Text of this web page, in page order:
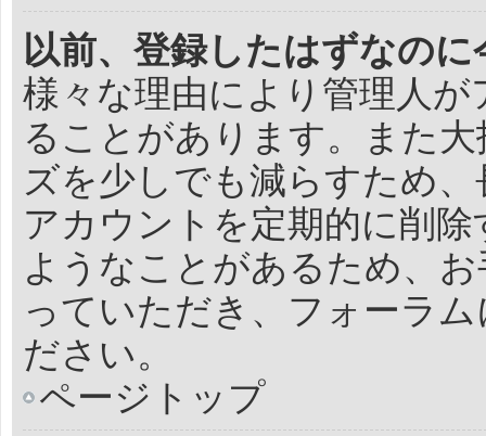
以前、登録したはずなの
様々な理由により管理人
ることがあります。また
ズを少しでも減らすため
アカウントを定期的に削
ようなことがあるため、
っていただき、フォーラ
ださい。
ページトップ